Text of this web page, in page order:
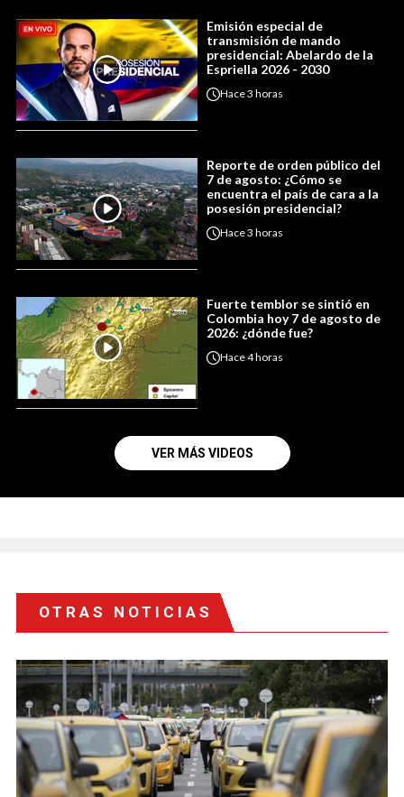
Emisión especial de
transmisión de mando
presidencial: Abelardo de la
Espriella 2026 - 2030
Hace3 horas
Reporte de orden público del
7 de agosto: ¿Cómo se
encuentra el país de cara a la
posesión presidencial?
Hace3 horas
Fuerte temblor se sintió en
Colombia hoy 7 de agosto de
2026: ¿dónde fue?
Hace4 horas
VER MÁS VIDEOS
OTRAS NOTICIAS